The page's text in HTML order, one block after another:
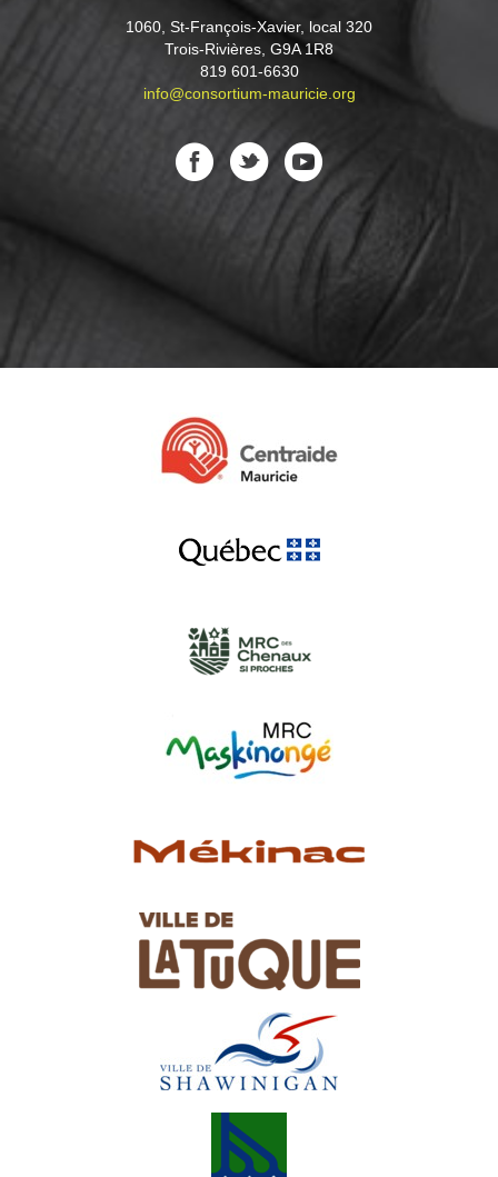
1060, St-François-Xavier, local 320
Trois-Rivières, G9A 1R8
819 601-6630
info@consortium-mauricie.org